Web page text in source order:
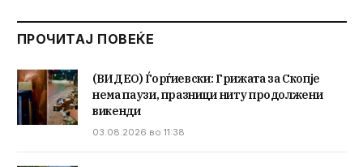
ПРОЧИТАЈ ПОВЕЌЕ
(ВИДЕО) Ѓорѓиевски: Грижата за Скопје
нема паузи, празници ниту продолжени
викенди
03.08.2026 во 11:38